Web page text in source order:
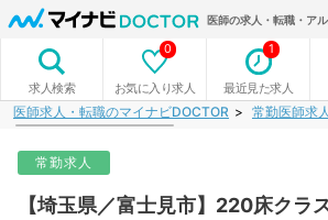
医師の求人・転職・ア
求人検索 お気に入り求人
0
最近見た求人
1
医師求人・転職のマイナビDOCTOR 常勤医師求人
常勤求人
【埼玉県／富士見市】220床クラ